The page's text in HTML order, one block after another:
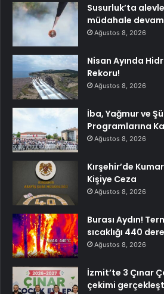
Susurluk’ta
müdahale
Ağustos 8, 2026
Nisan Ayında
Rekoru!
Ağustos 8, 2026
İba, Yağmur ve
Programlarına
Ağustos 8, 2026
Kırşehir’de
Kişiye Ceza
Ağustos 8, 2026
Burası Aydın!
sıcaklığı 440
Ağustos 8, 2026
İzmit’te 3 Çınar
çekimi